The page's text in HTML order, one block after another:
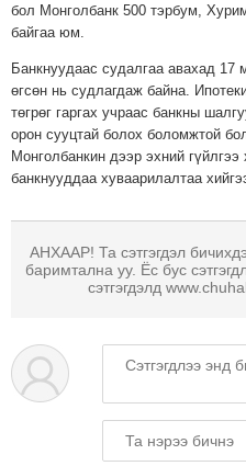
ТОЙРОНД
ТӨВСИЙН
ТОДОТГОЛЫН
ЭРГЭН
ТОЙРОНД
ЕРӨНХИЙЛӨГЧИЙН
СОНГУУЛИЙН
29
ЭРГЭН
ТОЙРОНД
ЗӨРЧЛИЙН
бол Монголбанк 500 тэрбум,
байгаа юм.
Банкнуудаас судалгаа авахад 17
өгсөн нь судлагдаж байна.
төгрөг гаргах учраас банкны
орон сууцтай болох боломжтой
Монголбанкин дээр эхний
банкнууддаа хуваарилалтаа
АНХААР! Та сэтгэгдэл
баримтална уу. Ёс бус
сэтгэгдэлд